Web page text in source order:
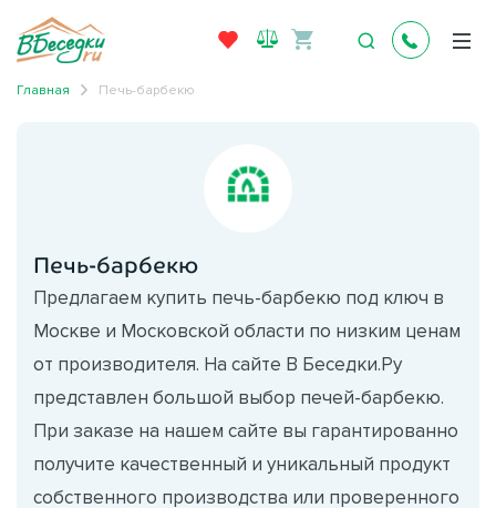
Главная Печь-барбекю
Печь-барбекю
Предлагаем купить печь-барбекю под ключ в
Москве и Московской области по низким ценам
от производителя. На сайте В Беседки.Ру
представлен большой выбор печей-барбекю.
При заказе на нашем сайте вы гарантированно
получите качественный и уникальный продукт
собственного производства или проверенного